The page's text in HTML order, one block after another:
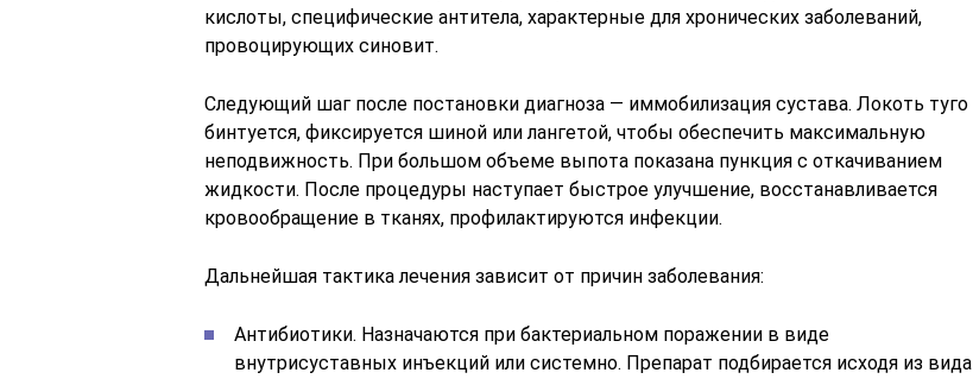
кислоты, специфические антитела, характерные для хронических заболеваний,
провоцирующих синовит.
Следующий шаг после постановки диагноза — иммобилизация сустава. Локоть туго
бинтуется, фиксируется шиной или лангетой, чтобы обеспечить максимальную
неподвижность. При большом объеме выпота показана пункция с откачиванием
жидкости. После процедуры наступает быстрое улучшение, восстанавливается
кровообращение в тканях, профилактируются инфекции.
Дальнейшая тактика лечения зависит от причин заболевания:
Антибиотики. Назначаются при бактериальном поражении в виде
внутрисуставных инъекций или системно. Препарат подбирается исходя из вида